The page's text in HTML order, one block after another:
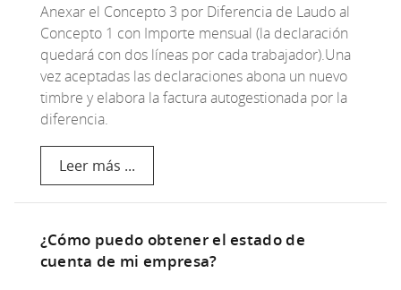
Anexar el Concepto 3 por Diferencia de Laudo al
Concepto 1 con Importe mensual (la declaración
quedará con dos líneas por cada trabajador).Una
vez aceptadas las declaraciones abona un nuevo
timbre y elabora la factura autogestionada por la
diferencia.
Leer más ...
¿Cómo puedo obtener el estado de
cuenta de mi empresa?